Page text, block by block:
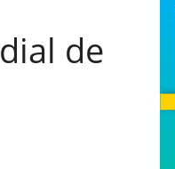
de